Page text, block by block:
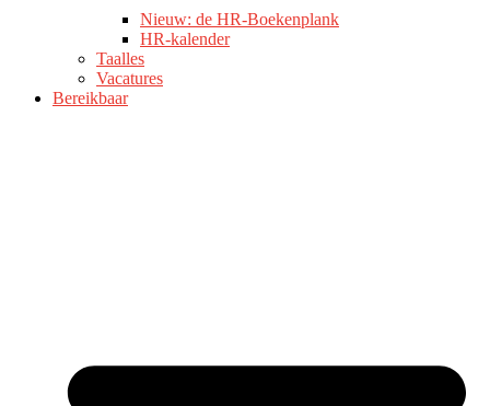
Nieuw: de HR-Boekenplank
HR-kalender
Taalles
Vacatures
Bereikbaar